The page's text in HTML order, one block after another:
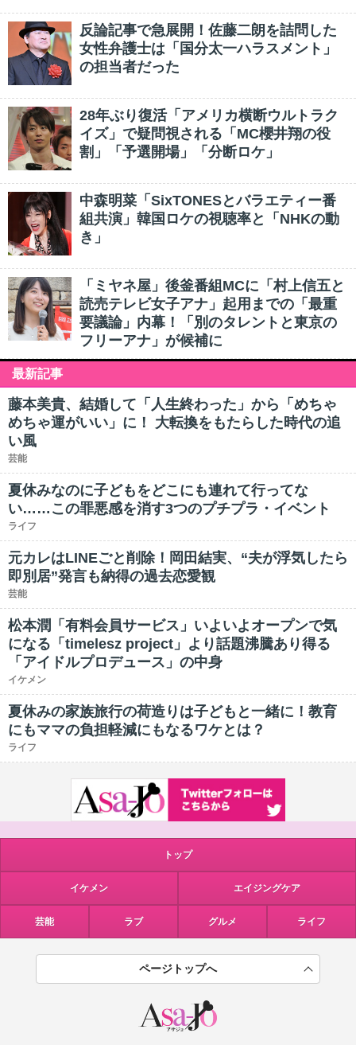
反論記事で急展開！佐藤二朗を詰問した
女性弁護士は「国分太一ハラスメント」
の担当者だった
28年ぶり復活「アメリカ横断ウルトラク
イズ」で疑問視される「MC櫻井翔の役
割」「予選開場」「分断ロケ」
中森明菜「SixTONESとバラエティー番
組共演」韓国ロケの視聴率と「NHKの動
き」
「ミヤネ屋」後釜番組MCに「村上信五と
読売テレビ女子アナ」起用までの「最重
要議論」内幕！「別のタレントと東京の
フリーアナ」が候補に
最新記事
藤本美貴、結婚して「人生終わった」から「めちゃ
めちゃ運がいい」に！ 大転換をもたらした時代の追
い風
芸能
夏休みなのに子どもをどこにも連れて行ってな
い……この罪悪感を消す3つのプチプラ・イベント
ライフ
元カレはLINEごと削除！岡田結実、“夫が浮気したら
即別居”発言も納得の過去恋愛観
芸能
松本潤「有料会員サービス」いよいよオープンで気
になる「timelesz project」より話題沸騰あり得る
「アイドルプロデュース」の中身
イケメン
夏休みの家族旅行の荷造りは子どもと一緒に！教育
にもママの負担軽減にもなるワケとは？
ライフ
トップ
イケメン エイジングケア
芸能 ラブ グルメ ライフ
ページトップへ